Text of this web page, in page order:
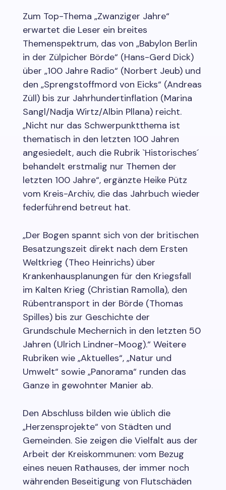
Zum Top-Thema „Zwanziger Jahre“
erwartet die Leser ein breites
Themenspektrum, das von „Babylon Berlin
in der Zülpicher Börde“ (Hans-Gerd Dick)
über „100 Jahre Radio“ (Norbert Jeub) und
den „Sprengstoffmord von Eicks“ (Andreas
Züll) bis zur Jahrhundertinflation (Marina
Sangl/Nadja Wirtz/Albin Pllana) reicht.
„Nicht nur das Schwerpunktthema ist
thematisch in den letzten 100 Jahren
angesiedelt, auch die Rubrik `Historisches´
behandelt erstmalig nur Themen der
letzten 100 Jahre“, ergänzte Heike Pütz
vom Kreis-Archiv, die das Jahrbuch wieder
federführend betreut hat.
„Der Bogen spannt sich von der britischen
Besatzungszeit direkt nach dem Ersten
Weltkrieg (Theo Heinrichs) über
Krankenhausplanungen für den Kriegsfall
im Kalten Krieg (Christian Ramolla), den
Rübentransport in der Börde (Thomas
Spilles) bis zur Geschichte der
Grundschule Mechernich in den letzten 50
Jahren (Ulrich Lindner-Moog).“ Weitere
Rubriken wie „Aktuelles“, „Natur und
Umwelt“ sowie „Panorama“ runden das
Ganze in gewohnter Manier ab.
Den Abschluss bilden wie üblich die
„Herzensprojekte“ von Städten und
Gemeinden. Sie zeigen die Vielfalt aus der
Arbeit der Kreiskommunen: vom Bezug
eines neuen Rathauses, der immer noch
währenden Beseitigung von Flutschäden